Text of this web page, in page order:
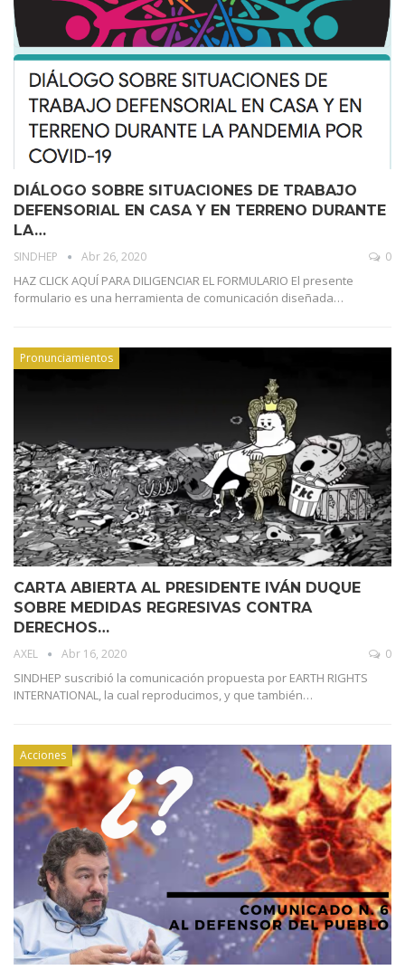
DIÁLOGO SOBRE SITUACIONES DE TRABAJO
DEFENSORIAL EN CASA Y EN TERRENO DURANTE
LA…
SINDHEP Abr 26, 2020 0
HAZ CLICK AQUÍ PARA DILIGENCIAR EL FORMULARIO El presente
formulario es una herramienta de comunicación diseñada…
Pronunciamientos
CARTA ABIERTA AL PRESIDENTE IVÁN DUQUE
SOBRE MEDIDAS REGRESIVAS CONTRA
DERECHOS…
AXEL Abr 16, 2020 0
SINDHEP suscribió la comunicación propuesta por EARTH RIGHTS
INTERNATIONAL, la cual reproducimos, y que también…
Acciones